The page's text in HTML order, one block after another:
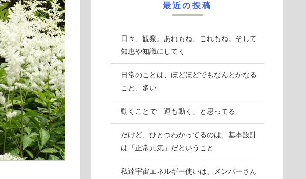
最近の投稿
日々、観察。あれもね、これもね。そして
知恵や知識にしてく
日常のことは、ほどほどでもなんとかなる
こと、多い
動くことで「運も動く」と思ってる
だけど、ひとつわかってるのは、基本設計
は「正常元気」だということ
私達宇宙エネルギー使いは、メンバーさん